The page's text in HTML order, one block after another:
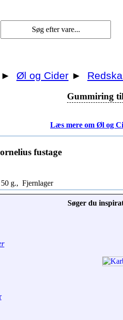
► Øl og Cider ►
Gummiring
Læs mere om Øl og
fustage
g., Fjernlager
Søger du